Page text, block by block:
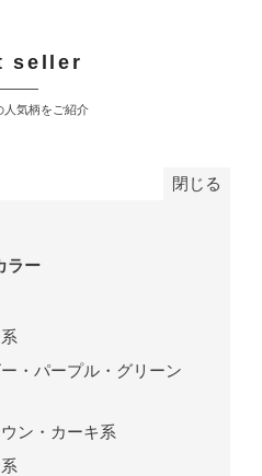
seller
人気柄をご紹介
閉じる
ラー
・パープル・グリーン
ン・カーキ系